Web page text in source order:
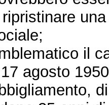
il
agosto